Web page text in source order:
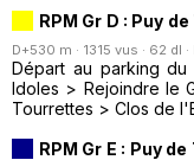
RPM Gr D : Puy
D+530 m · 1315 vus · 62 dl ·
Départ au parking
Idoles > Rejoindre le
Tourrettes > Clos de
RPM Gr E : Puy